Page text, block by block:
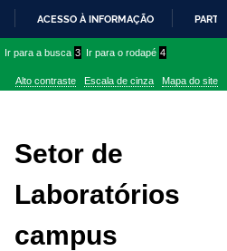
PARA
CONTEÚDO
ACESSO À INFORMAÇÃO
Ir para a busca 3 Ir para o rodapé 4
Alto contraste Escala de cinza Mapa do site
Setor de
Laboratórios
campus